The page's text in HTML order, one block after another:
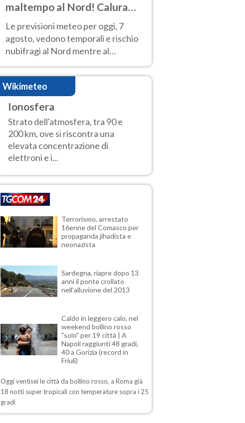
maltempo al Nord! Calura
fino a Ferragosto
Le previsioni meteo per oggi, 7
agosto, vedono temporali e rischio
nubifragi al Nord mentre al
Centro-Sud sole e caldo sempre
molto intenso.
Wikimeteo
Ionosfera
Strato dell'atmosfera, tra 90 e
200 km, ove si riscontra una
elevata concentrazione di
elettroni e i...
Terrorismo, arrestato
16enne del Comasco per
propaganda jihadista e
neonazista
Sardegna, riapre dopo 13
anni il ponte crollato
nell'alluvione del 2013
Caldo in leggero calo, nel
weekend bollino rosso
"solo" per 19 città | A
Napoli raggiunti 48 gradi,
40 a Gorizia (record in
Friuli)
Oggi ventisei le città da bollino rosso, a Roma già
18 notti super tropicali con temperature sopra i 25
gradi